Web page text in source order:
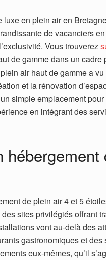
luxe en plein air en
de vacanciers
Vous trouverez
de gamme dans un
air haut de gamme a
et la rénovation
simple emplacement
en intégrant des
de plein air 4 et 5
sites privilégiés offrant
vont au-delà des
gastronomiques et
eux-mêmes, qu’il